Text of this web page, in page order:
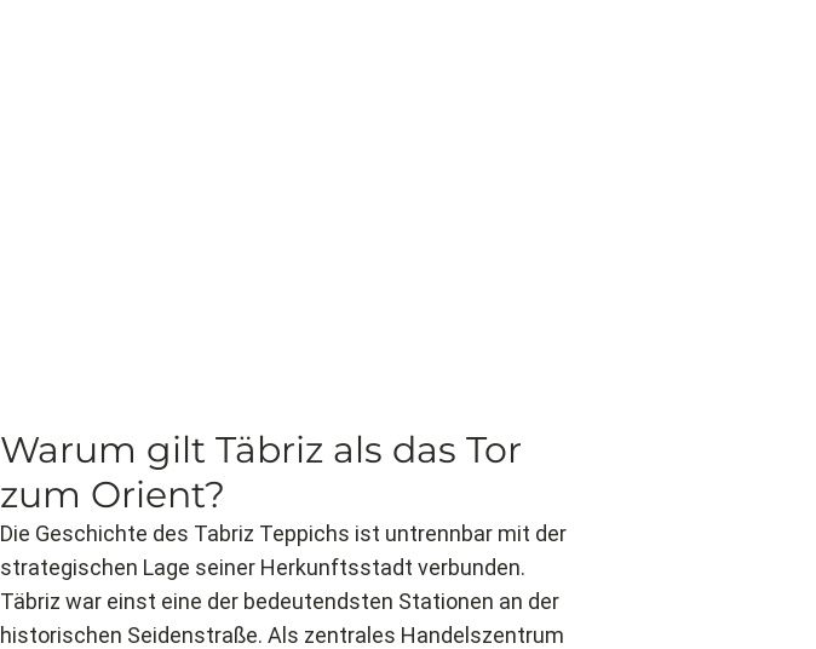
Warum gilt Täbriz als das Tor
zum Orient?
Die Geschichte des Tabriz Teppichs ist untrennbar mit der
strategischen Lage seiner Herkunftsstadt verbunden.
Täbriz war einst eine der bedeutendsten Stationen an der
historischen Seidenstraße. Als zentrales Handelszentrum